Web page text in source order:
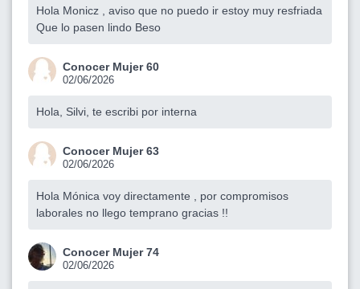
Hola Monicz , aviso que no puedo ir estoy muy resfriada
Que lo pasen lindo Beso
Conocer Mujer 60
02/06/2026
Hola, Silvi, te escribi por interna
Conocer Mujer 63
02/06/2026
Hola Mónica voy directamente , por compromisos
laborales no llego temprano gracias !!
Conocer Mujer 74
02/06/2026